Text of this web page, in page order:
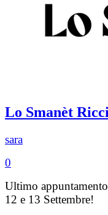
Lo Smanèt
sara
0
Ultimo
12 e 13 Settembre!